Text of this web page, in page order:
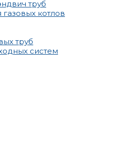
труб
котлов
труб
систем